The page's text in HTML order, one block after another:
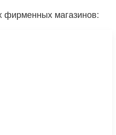
фирменных магазинов: